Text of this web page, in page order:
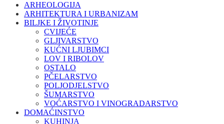
ARHEOLOGIJA
ARHITEKTURA I URBANIZAM
BILJKE I ŽIVOTINJE
CVIJEĆE
GLJIVARSTVO
KUĆNI LJUBIMCI
LOV I RIBOLOV
OSTALO
PČELARSTVO
POLJODJELSTVO
ŠUMARSTVO
VOĆARSTVO I VINOGRADARSTVO
DOMAĆINSTVO
KUHINJA